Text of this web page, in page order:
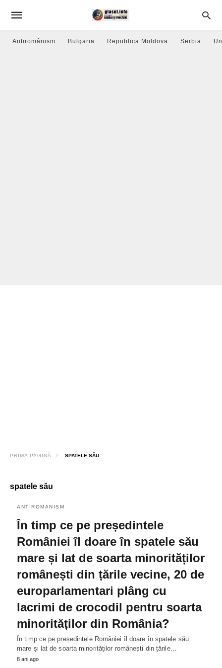
Antiromânism Bulgaria Republica Moldova Serbia
PRIMA PAGINĂ SPATELE SĂU
spatele său
ANTIROMANISM
În timp ce pe președintele
României îl doare în spatele său
mare și lat de soarta minorităților
românești din țările vecine, 20 de
europarlamentari plâng cu
lacrimi de crocodil pentru soarta
minorităților din România?
În timp ce pe președintele României îl doare în spatele său
mare și lat de soarta minorităților românești din țările…
8 ani ago